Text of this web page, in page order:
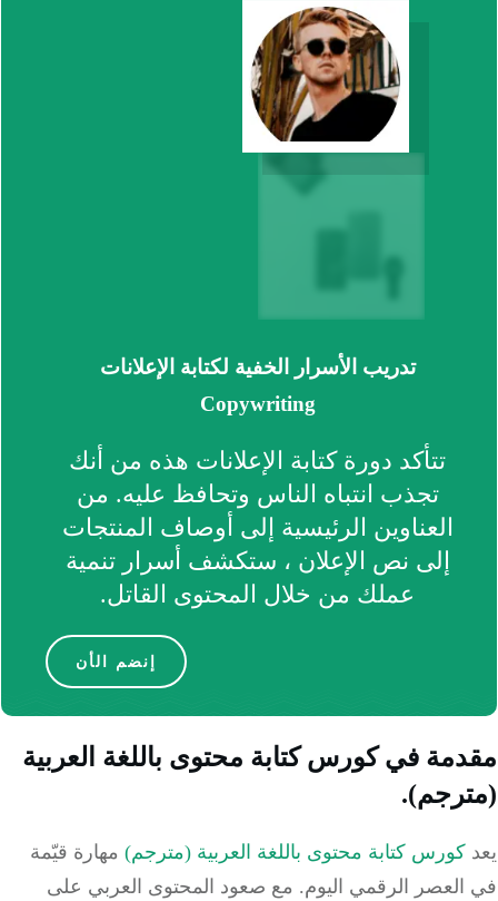
تدريب الأسرار الخفية لكتابة الإعلانات
Copywriting
تتأكد دورة كتابة الإعلانات هذه من أنك
تجذب انتباه الناس وتحافظ عليه. من
العناوين الرئيسية إلى أوصاف المنتجات
إلى نص الإعلان ، ستكشف أسرار تنمية
عملك من خلال المحتوى القاتل.
إنضم الأن
فيكورس كتابة محتوى باللغة العربية
.
كورس كتابة محتوى باللغة العربية (مترجم)مهارة قيّمة
الرقمي اليوم. مع صعود المحتوى العربي على